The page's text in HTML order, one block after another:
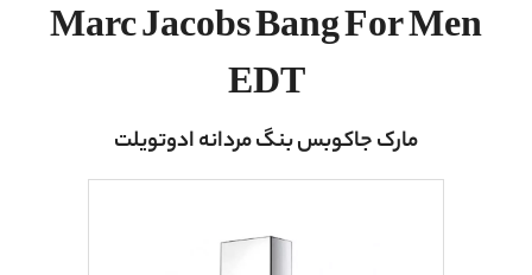
Marc Jacobs Bang For Men
EDT
مارک جاکوبس بنگ مردانه ادوتویلت